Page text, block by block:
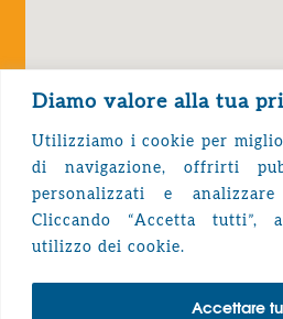
Diamo valore alla tua
Utilizziamo i cookie per
di navigazione, offrirti
personalizzati e
Cliccando “Accetta tutti”,
utilizzo dei cookie.
Accettare
Privacy Policy